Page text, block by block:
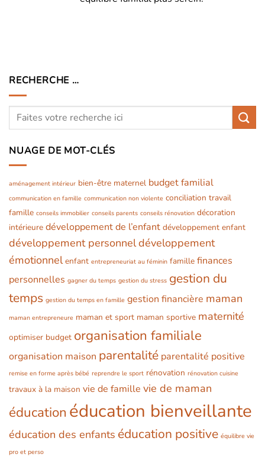
RECHERCHE …
NUAGE DE MOT-CLÉS
aménagement intérieur bien-être maternel budget familial
communication en famille communication non violente conciliation travail
famille conseils immobilier conseils parents conseils rénovation décoration
intérieure développement de l’enfant développement enfant
développement personneldéveloppement
émotionnel enfant entrepreneuriat au féminin famille finances
personnelles gagner du temps gestion du stress gestion du
temps gestion du temps en famille gestion financière maman
maman entrepreneure maman et sport maman sportive maternité
optimiser budget organisation familiale
organisation maison parentalité parentalité positive
remise en forme après bébé reprendre le sport rénovation rénovation cuisine
travaux à la maison vie de famille vie de maman
éducation éducation bienveillante
éducation des enfants éducation positive équilibre vie
pro et perso